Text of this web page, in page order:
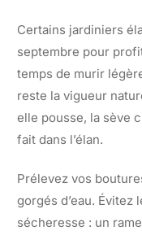
Certains jardiniers
septembre pour
temps de murir
reste la vigueur
elle pousse, la sève
fait dans l’élan.
Prélevez vos
gorgés d’eau.
sécheresse : un